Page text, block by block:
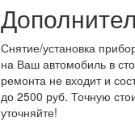
Снятие/установка
на Ваш автомобиль в
ремонта не входит и
до 2500 руб. Точную
уточняйте!